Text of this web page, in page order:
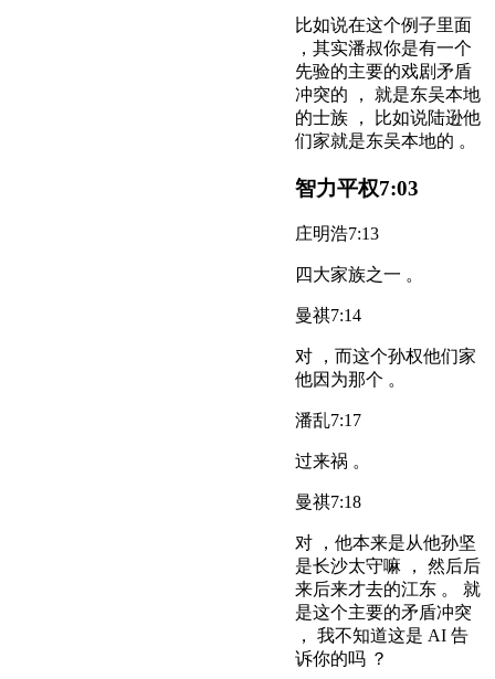
比如说在这个例子里面
，其实潘叔你是有一个
先验的主要的戏剧矛盾
冲突的 ， 就是东吴本地
的士族 ， 比如说陆逊他
们家就是东吴本地的 。
智力平权7:03
庄明浩7:13
四大家族之一 。
曼祺7:14
对 ，而这个孙权他们家
他因为那个 。
潘乱7:17
过来祸 。
曼祺7:18
对 ，他本来是从他孙坚
是长沙太守嘛 ， 然后后
来后来才去的江东 。 就
是这个主要的矛盾冲突
， 我不知道这是 AI 告
诉你的吗 ？